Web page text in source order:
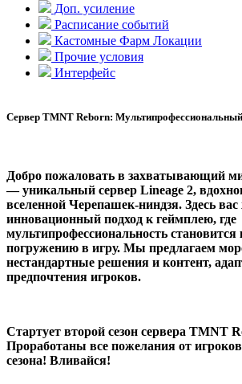
Доп. усиление
Расписание событий
Кастомные Фарм Локации
Прочие условия
Интерфейс
Сервер TMNT Reborn:
Добро пожаловать в захватывающий
— уникальный сервер Lineage 2,
вселенной Черепашек-ниндзя. Здесь вас
инновационный подход к геймплею, где
мультипрофессиональность
погружению в игру. Мы предлагаем
нестандартные решения и контент,
предпочтения игроков.
Стартует второй сезон сервера TMNT
Проработаны все пожелания от игроков
сезона! Вливайся!